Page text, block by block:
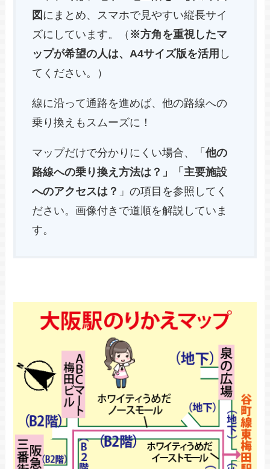
図 にまとめ、スマホで見やすい縦長サイ
ズにしています。（ ※方角を重視したマ
ップが希望の人は、A4サイズ版を活用 し
てください。）
線に沿って通路を進めば、他の路線への
乗り換えもスムーズに！
マップだけで分かりにくい場合、「他の
路線への乗り換え方法は？」「主要施設
へのアクセスは？ 」の項目を参照してく
ださい。画像付きで道順を解説していま
す。